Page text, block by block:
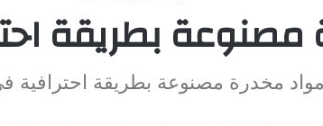
مصنوعة بطريقة
مخدرة مصنوعة بطريقة